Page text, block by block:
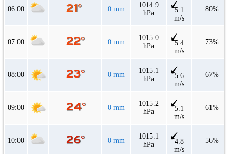
06:00 0 mm
1014.9
hPa
5.1
m/s
80%
07:00 0 mm
1015.0
hPa
5.4
m/s
73%
08:00 0 mm
1015.1
hPa
5.6
m/s
67%
09:00 0 mm
1015.2
hPa
5.1
m/s
61%
10:00 0 mm
1015.1
hPa
4.8
m/s
56%